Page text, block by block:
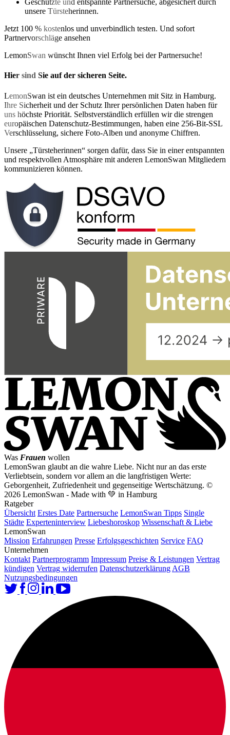
Geschützte und entspannte Partnersuche, abgesichert durch
unsere Türsteherinnen.
Jetzt 100 % kostenlos und unverbindlich testen. Und sofort
Partnervorschläge ansehen
LemonSwan wünscht Ihnen viel Erfolg bei der Partnersuche!
Hier sind Sie auf der sicheren Seite.
LemonSwan ist ein deutsches Unternehmen mit Sitz in Hamburg.
Ihre Sicherheit und der Schutz Ihrer persönlichen Daten haben für
uns höchste Priorität. Selbstverständlich erfüllen wir die strengen
europäischen Datenschutz-Bestimmungen, haben eine 256-Bit-SSL
Verschlüsselung, sichere Foto-Alben und anonyme Chiffren.
Unsere „Türsteherinnen“ sorgen dafür, dass Sie in einer entspannten
und respektvollen Atmosphäre mit anderen LemonSwan Mitgliedern
kommunizieren können.
Was Frauen wollen
LemonSwan glaubt an die wahre Liebe. Nicht nur an das erste
Verliebtsein, sondern vor allem an die langfristigen Werte:
Geborgenheit, Zufriedenheit und gegenseitige Wertschätzung. ©
2026 LemonSwan - Made with 💚 in Hamburg
Ratgeber
Übersicht Erstes Date Partnersuche LemonSwan Tipps Single
Städte Experteninterview Liebeshoroskop Wissenschaft & Liebe
LemonSwan
Mission Erfahrungen Presse Erfolgsgeschichten Service FAQ
Unternehmen
Kontakt Partnerprogramm Impressum Preise & Leistungen Vertrag
kündigen Vertrag widerrufen Datenschutzerklärung AGB
Nutzungsbedingungen